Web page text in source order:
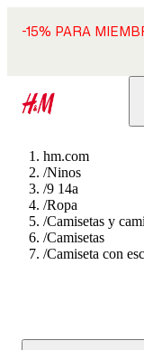
-15% PARA
hm.com
/Ninos
/9 14a
/Ropa
/Camisetas y
/Camisetas
/Camiseta con